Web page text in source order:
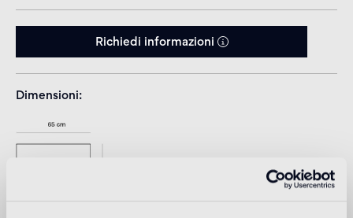
Richiedi informazioni
Dimensioni